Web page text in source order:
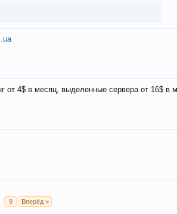
от 4$ в месяц, выделенные сервера от 16$ в
9 Вперёд >